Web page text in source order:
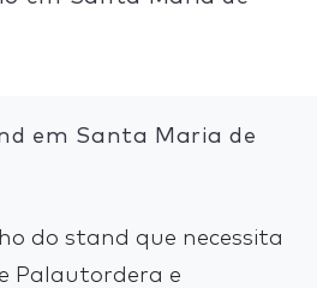
em Santa Maria de
do stand que necessita
Palautordera e